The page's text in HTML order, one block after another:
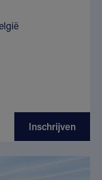
Inschrijven